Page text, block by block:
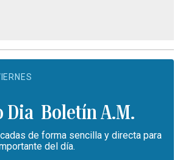
Boletín A.M.
de forma sencilla y directa para
del día.